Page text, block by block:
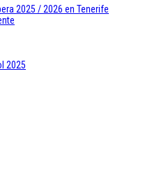
2025 / 2026 en Tenerife
2025